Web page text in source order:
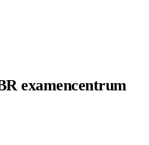
examencentrum